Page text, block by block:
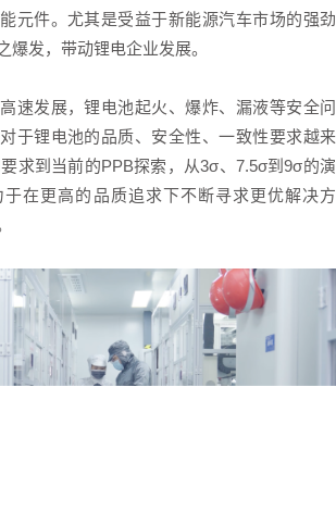
元件。尤其是受益于新能源汽车市场的强劲
爆发，带动锂电企业发展。
速发展，锂电池起火、爆炸、漏液等安全问
于锂电池的品质、安全性、一致性要求越来
求到当前的PPB探索，从3σ、7.5σ到9σ的演
在更高的品质追求下不断寻求更优解决方